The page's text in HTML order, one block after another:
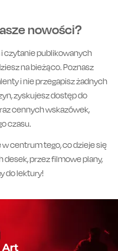
nowości?
i czytanie publikowanych
na bieżąco. Poznasz
i nie przegapisz żadnych
zyskujesz dostęp do
cennych wskazówek,
czasu.
w centrum tego, co dzieje się
desek, przez filmowe plany,
do lektury!